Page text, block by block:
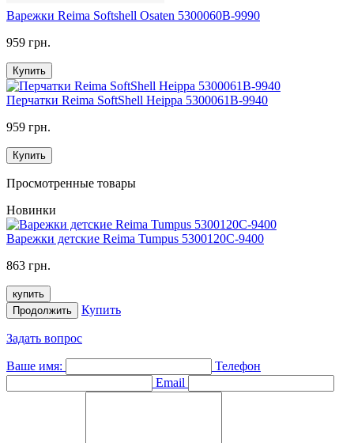
Варежки Reima Softshell Osaten 5300060B-9990
959 грн.
Купить
Перчатки Reima SoftShell Heippa 5300061B-9940
959 грн.
Купить
Просмотренные товары
Новинки
Варежки детские Reima Tumpus 5300120C-9400
863 грн.
купить
Продолжить
Купить
Задать вопрос
Ваше имя:
Телефон
Email